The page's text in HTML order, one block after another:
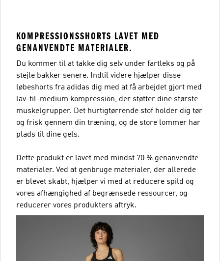
KOMPRESSIONSSHORTS LAVET MED
GENANVENDTE MATERIALER.
Du kommer til at takke dig selv under fartleks og på
stejle bakker senere. Indtil videre hjælper disse
løbeshorts fra adidas dig med at få arbejdet gjort med
lav-til-medium kompression, der støtter dine største
muskelgrupper. Det hurtigtørrende stof holder dig tør
og frisk gennem din træning, og de store lommer har
plads til dine gels.
Dette produkt er lavet med mindst 70 % genanvendte
materialer. Ved at genbruge materialer, der allerede
er blevet skabt, hjælper vi med at reducere spild og
vores afhængighed af begrænsede ressourcer, og
reducerer vores produkters aftryk.